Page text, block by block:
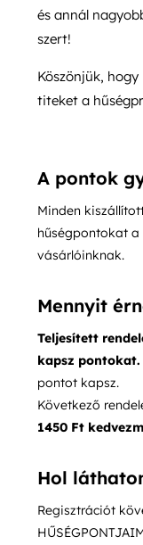
és annál
szert!
Köszönjük,
titeket a
A pontok
Minden
hűségpontokat
vásárlóinknak.
Mennyit
Teljesített
kapsz pontokat.
pontot kapsz.
Következő
1450 Ft
Hol
Regisztrációt